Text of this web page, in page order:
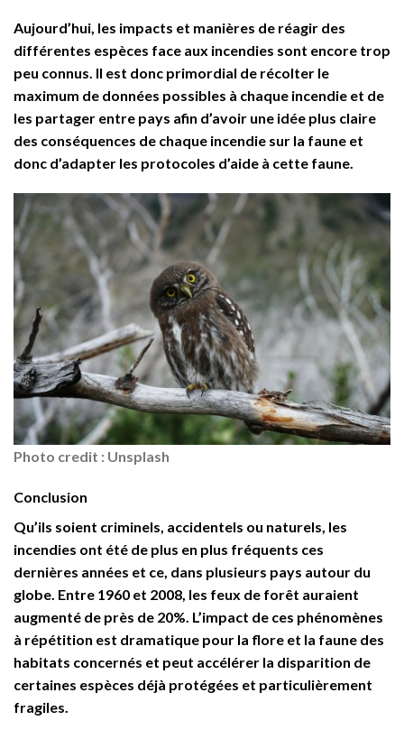
Aujourd’hui, les impacts et manières de réagir des
différentes espèces face aux incendies sont encore trop
peu connus. Il est donc primordial de récolter le
maximum de données possibles à chaque incendie et de
les partager entre pays afin d’avoir une idée plus claire
des conséquences de chaque incendie sur la faune et
donc d’adapter les protocoles d’aide à cette faune.
Photo credit : Unsplash
Conclusion
Qu’ils soient criminels, accidentels ou naturels, les
incendies ont été de plus en plus fréquents ces
dernières années et ce, dans plusieurs pays autour du
globe. Entre 1960 et 2008, les feux de forêt auraient
augmenté de près de 20%. L’impact de ces phénomènes
à répétition est dramatique pour la flore et la faune des
habitats concernés et peut accélérer la disparition de
certaines espèces déjà protégées et particulièrement
fragiles.